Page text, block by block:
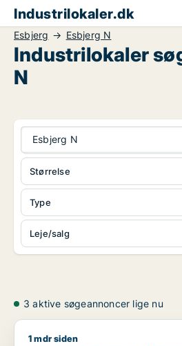
Industrilokaler.dk
Esbjerg Esbjerg N
Industrilokaler
N
Esbjerg N
Type
Leje/salg
Størrelse
3 aktive søgeannoncer lige nu
Eyup søger kontor, lager,
1 mdr siden